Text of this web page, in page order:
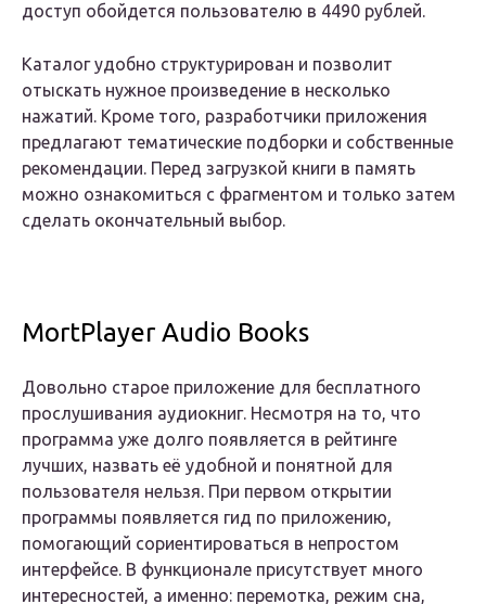
доступ обойдется пользователю в 4490 рублей.
Каталог удобно структурирован и позволит
отыскать нужное произведение в несколько
нажатий. Кроме того, разработчики приложения
предлагают тематические подборки и собственные
рекомендации. Перед загрузкой книги в память
можно ознакомиться с фрагментом и только затем
сделать окончательный выбор.
MortPlayer Audio Books
Довольно старое приложение для бесплатного
прослушивания аудиокниг. Несмотря на то, что
программа уже долго появляется в рейтинге
лучших, назвать её удобной и понятной для
пользователя нельзя. При первом открытии
программы появляется гид по приложению,
помогающий сориентироваться в непростом
интерфейсе. В функционале присутствует много
интересностей, а именно: перемотка, режим сна,